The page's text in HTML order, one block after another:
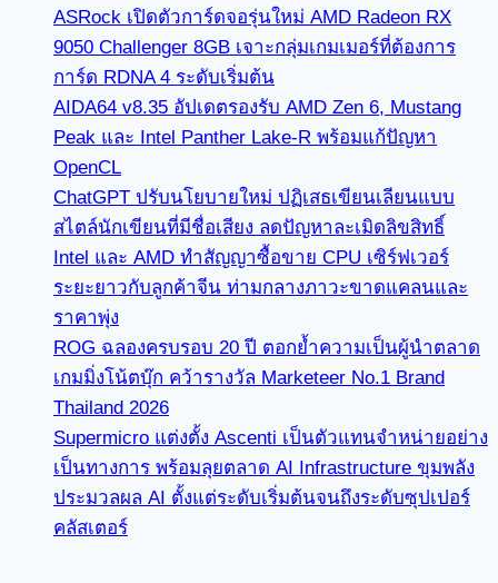
ASRock เปิดตัวการ์ดจอรุ่นใหม่ AMD Radeon RX
9050 Challenger 8GB เจาะกลุ่มเกมเมอร์ที่ต้องการ
การ์ด RDNA 4 ระดับเริ่มต้น
AIDA64 v8.35 อัปเดตรองรับ AMD Zen 6, Mustang
Peak และ Intel Panther Lake-R พร้อมแก้ปัญหา
OpenCL
ChatGPT ปรับนโยบายใหม่ ปฏิเสธเขียนเลียนแบบ
สไตล์นักเขียนที่มีชื่อเสียง ลดปัญหาละเมิดลิขสิทธิ์
Intel และ AMD ทำสัญญาซื้อขาย CPU เซิร์ฟเวอร์
ระยะยาวกับลูกค้าจีน ท่ามกลางภาวะขาดแคลนและ
ราคาพุ่ง
ROG ฉลองครบรอบ 20 ปี ตอกย้ำความเป็นผู้นำตลาด
เกมมิ่งโน้ตบุ๊ก คว้ารางวัล Marketeer No.1 Brand
Thailand 2026
Supermicro แต่งตั้ง Ascenti เป็นตัวแทนจำหน่ายอย่าง
เป็นทางการ พร้อมลุยตลาด AI Infrastructure ขุมพลัง
ประมวลผล AI ตั้งแต่ระดับเริ่มต้นจนถึงระดับซุปเปอร์
คลัสเตอร์